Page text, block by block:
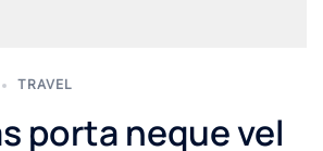
TRAVEL
porta neque vel